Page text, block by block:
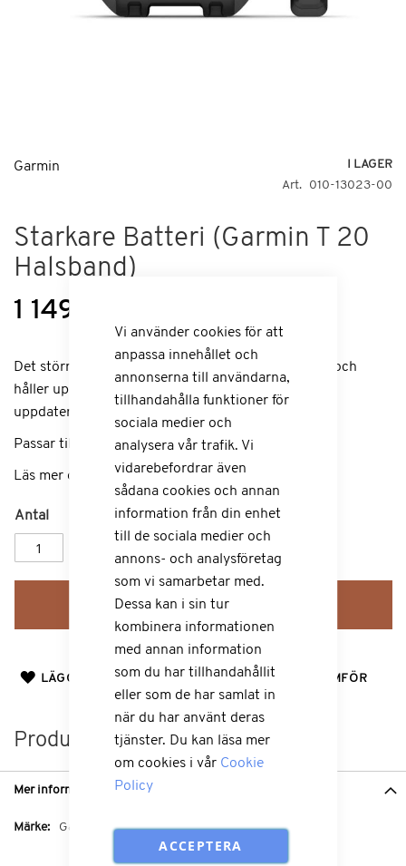
Hoppa
bildgalleriet
I LAGER
Art
010-13023-00
Garmin
Starkare Batteri (Garmin T 20
Halsband)
1 149,00 kr
Det större extrabatteriet kan bytas av användaren och
håller upp till 136 timmar med dynamisk
uppdateringsfrekvens.
Passar till: Garmin Alpha T 20
Läs mer om T 20 och tillbehör på Garmin.se
Antal
Lägg till i kundvagn
LÄGG TILL I ÖNSKELISTA LÄGG TILL I JÄMFÖR
Produktinformation
Mer information
Mer
Garmin
Vi använder cookies för att
anpassa innehållet och
annonserna till användarna,
tillhandahålla funktioner för
sociala medier och
analysera vår trafik. Vi
vidarebefordrar även
sådana cookies och annan
information från din enhet
till de sociala medier och
annons- och analysföretag
som vi samarbetar med.
Dessa kan i sin tur
kombinera informationen
med annan information
som du har tillhandahållit
eller som de har samlat in
när du har använt deras
tjänster. Du kan läsa mer
om cookies i vår Cookie
Policy
ACCEPTERA